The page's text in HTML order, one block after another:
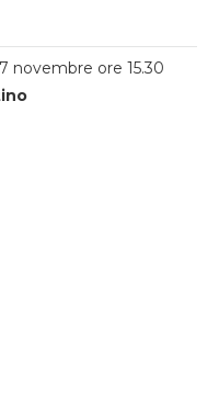
novembre ore 15.30